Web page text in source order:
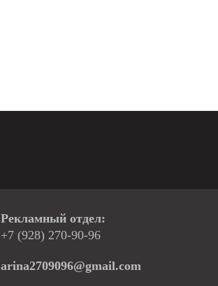
Рекламный отдел:
+7 (928) 270-90-96
arina2709096@gmail.com